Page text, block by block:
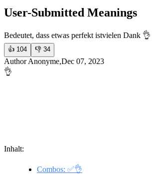
User-Submitted Meanings
Bedeutet, dass etwas perfekt istvielen Dank 👌
👍 104 👎 34
Author Anonyme,Dec 07, 2023
👌
Inhalt:
Combos: ✅👌